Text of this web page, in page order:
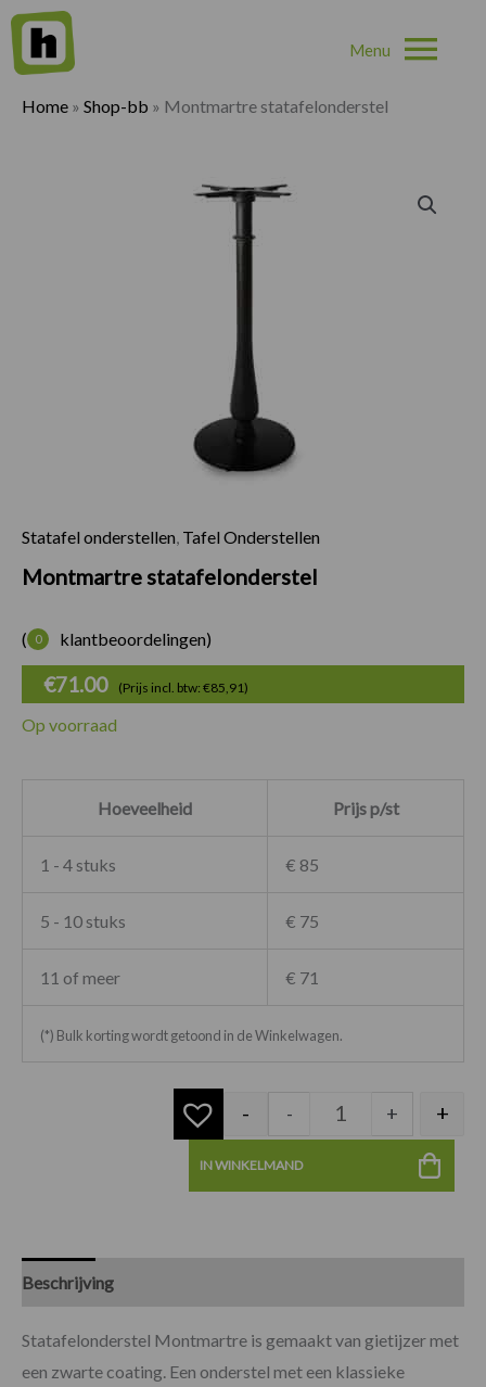
Home » Shop-bb » Montmartre statafelonderstel
Statafel onderstellen Tafel Onderstellen
Montmartre statafelonderstel
( 0 klantbeoordelingen)
€71.00 (Prijs incl. btw: €85,91)
Op voorraad
Hoeveelheid Prijs p/st
1 - 4 stuks € 85
5 - 10 stuks € 75
11 of meer € 71
(*) Bulk korting wordt getoond in de Winkelwagen.
- - + +
IN WINKELMAND
Beschrijving
Statafelonderstel Montmartre is gemaakt van gietijzer met
een zwarte coating. Een onderstel met een klassieke